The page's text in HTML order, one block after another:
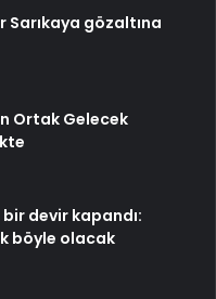
Sarıkaya gözaltına
Ortak Gelecek
devir kapandı:
böyle olacak